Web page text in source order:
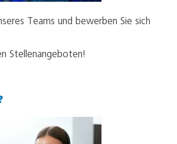
Teams und bewerben Sie sich
Stellenangeboten!